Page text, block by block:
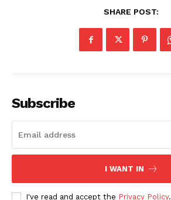
SHARE POST:
Subscribe
I WANT IN
I've read and accept the Privacy Policy.